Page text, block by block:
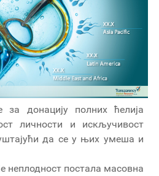
за донацију полних ћелија
личности и искључивост
да се у њих умеша и
неплодност постала масовна